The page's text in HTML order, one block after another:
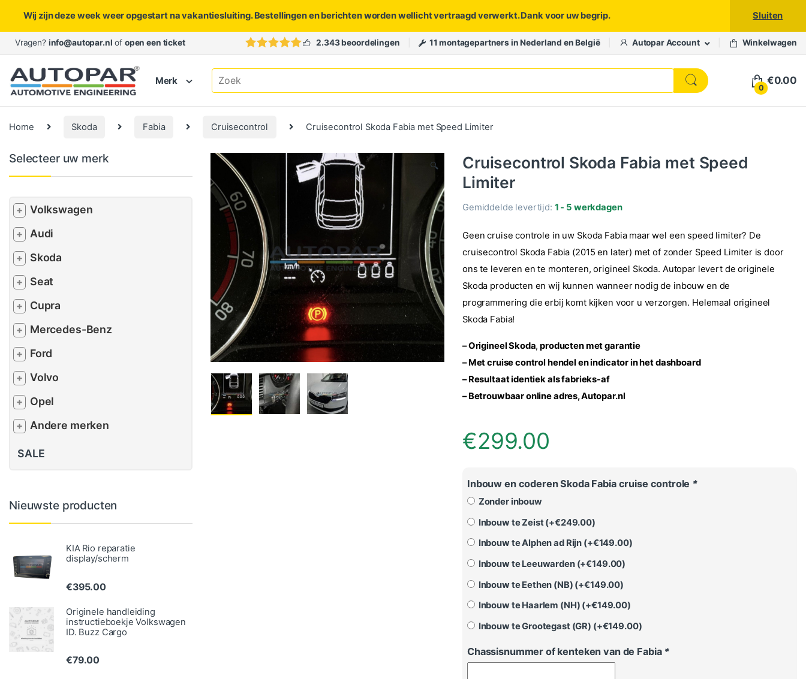
Wij zijn deze week weer opgestart na vakantiesluiting. Bestellingen en berichten worden wellicht vertraagd verwerkt. Dank voor uw begrip. Sluiten
Skip to navigation
Skip to content
Vragen? info@autopar.nl of open een ticket 2.343 beoordelingen 11 montagepartners in Nederland en België Autopar Account Winkelwagen
Merk
Search for:
0
€0.00
Home Skoda Fabia Cruisecontrol Cruisecontrol Skoda Fabia met Speed Limiter
🔍
Cruisecontrol Skoda Fabia met Speed
Limiter
Gemiddelde levertijd: 1 - 5 werkdagen
Geen cruise controle in uw Skoda Fabia maar wel een speed limiter? De
cruisecontrol Skoda Fabia (2015 en later) met of zonder Speed Limiter is door
ons te leveren en te monteren, origineel Skoda. Autopar levert de originele
Skoda producten en wij kunnen wanneer nodig de inbouw en de
programmering die erbij komt kijken voor u verzorgen. Helemaal origineel
Skoda Fabia!
– Origineel Skoda, producten met garantie
– Met cruise control hendel en indicator in het dashboard
– Resultaat identiek als fabrieks-af
– Betrouwbaar online adres, Autopar.nl
€299.00
Inbouw en coderen Skoda Fabia cruise controle *
Zonder inbouw
Inbouw te Zeist (+€249.00)
Inbouw te Alphen ad Rijn (+€149.00)
Inbouw te Leeuwarden (+€149.00)
Inbouw te Eethen (NB) (+€149.00)
Inbouw te Haarlem (NH) (+€149.00)
Inbouw te Grootegast (GR) (+€149.00)
Chassisnummer of kenteken van de Fabia *
Selecteer uw merk
+ Volkswagen
+ Audi
+ Skoda
+ Seat
+ Cupra
+ Mercedes-Benz
+ Ford
+ Volvo
+ Opel
+ Andere merken
SALE
Nieuwste producten
KIA Rio reparatie
display/scherm
€395.00
Originele handleiding
instructieboekje Volkswagen
ID. Buzz Cargo
€79.00